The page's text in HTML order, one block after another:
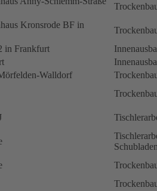
Kronsrode BF in
in Frankfurt
Walldorf